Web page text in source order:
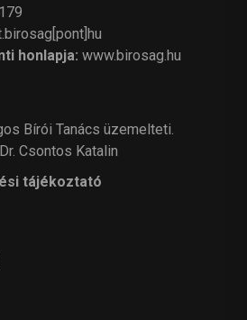
honlapja: www.birosag.hu
Bírói Tanács üzemelteti.
Csontos Katalin
tájékoztató